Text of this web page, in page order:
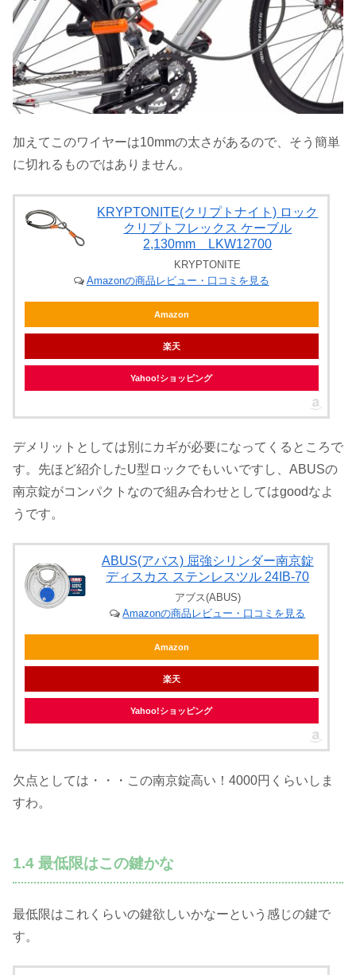
加えてこのワイヤーは10mmの太さがあるので、そう簡単
に切れるものではありません。
KRYPTONITE(クリプトナイト) ロック
クリプトフレックス ケーブル
2,130mm LKW12700
KRYPTONITE
Amazonの商品レビュー・口コミを見る
Amazon
楽天
Yahoo!ショッピング
デメリットとしては別にカギが必要になってくるところで
す。先ほど紹介したU型ロックでもいいですし、ABUSの
南京錠がコンパクトなので組み合わせとしてはgoodなよ
うです。
ABUS(アバス) 屈強シリンダー南京錠
ディスカス ステンレスツル 24IB-70
アブス(ABUS)
Amazonの商品レビュー・口コミを見る
Amazon
楽天
Yahoo!ショッピング
欠点としては・・・この南京錠高い！4000円くらいしま
すわ。
1.4 最低限はこの鍵かな
最低限はこれくらいの鍵欲しいかなーという感じの鍵で
す。